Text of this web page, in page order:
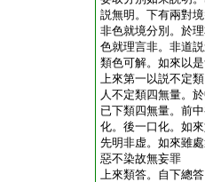
説無明。下有兩對
非色就境分別。於
色就理言非。非道
類色可解。如來以
上來第一以説不定
人不定類四無量。
已下類四無量。前
化。後一口化。如
先明非虚。如來雖
惡不染故無妄罪
上來類答。自下總